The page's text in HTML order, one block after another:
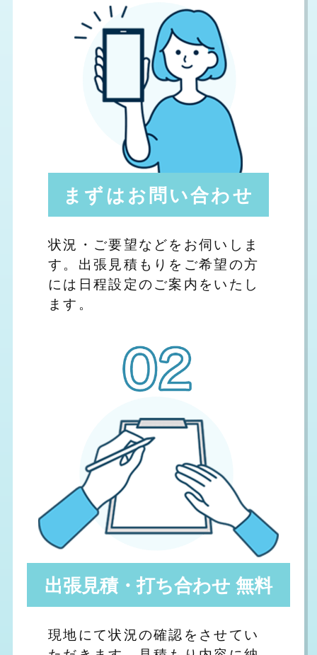
まずはお問い合わせ
状況・ご要望などをお伺いしま
す。出張見積もりをご希望の方
には日程設定のご案内をいたし
ます。
出張見積・打ち合わせ 無料
現地にて状況の確認をさせてい